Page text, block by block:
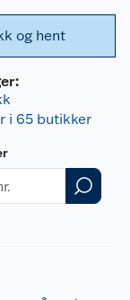
og hent
i 65 butikker